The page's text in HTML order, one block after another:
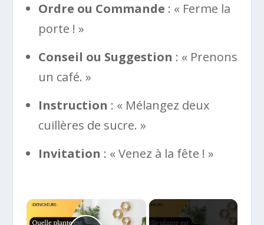
Ordre ou Commande : « Ferme la
porte ! »
Conseil ou Suggestion : « Prenons
un café. »
Instruction : « Mélangez deux
cuillères de sucre. »
Invitation : « Venez à la fête ! »